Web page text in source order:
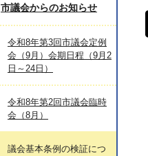
市議会からのお知らせ
令和8年第3回市議会定例
会（9月）会期日程（9月2
日～24日）
令和8年第2回市議会臨時
会（8月）
議会基本条例の検証につ